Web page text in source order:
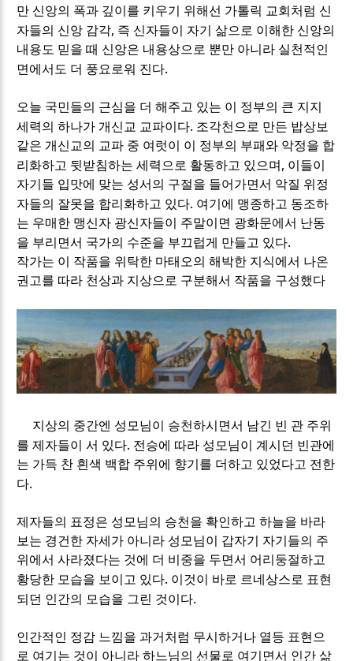
만 신앙의 폭과 깊이를 키우기 위해선 가톨릭 교회처럼 신
자들의 신앙 감각, 즉 신자들이 자기 삶으로 이해한 신앙의
내용도 믿을 때 신앙은 내용상으로 뿐만 아니라 실천적인
면에서도 더 풍요로워 진다.
오늘 국민들의 근심을 더 해주고 있는 이 정부의 큰 지지
세력의 하나가 개신교 교파이다. 조각천으로 만든 밥상보
같은 개신교의 교파 중 여럿이 이 정부의 부패와 악정을 합
리화하고 뒷받침하는 세력으로 활동하고 있으며 , 이들이
자기들 입맛에 맞는 성서의 구절을 들어가면서 악질 위정
자들의 잘못을 합리화하고 있다. 여기에 맹종하고 동조하
는 우매한 맹신자 광신자들이 주말이면 광화문에서 난동
을 부리면서 국가의 수준을 부끄럽게 만들고 있다.
작가는 이 작품을 위탁한 마태오의 해박한 지식에서 나온
권고를 따라 천상과 지상으로 구분해서 작품을 구성했다
지상의 중간엔 성모님이 승천하시면서 남긴 빈 관 주위
를 제자들이 서 있다. 전승에 따라 성모님이 계시던 빈관에
는 가득 찬 흰색 백합 주위에 향기를 더하고 있었다고 전한
다.
제자들의 표정은 성모님의 승천을 확인하고 하늘을 바라
보는 경건한 자세가 아니라 성모님이 갑자기 자기들의 주
위에서 사라졌다는 것에 더 비중을 두면서 어리둥절하고
황당한 모습을 보이고 있다. 이것이 바로 르네상스로 표현
되던 인간의 모습을 그린 것이다.
인간적인 정감 느낌을 과거처럼 무시하거나 열등 표현으
로 여기는 것이 아니라 하느님의 선물로 여기면서 인간 삶